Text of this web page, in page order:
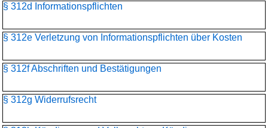
§ 312d Informationspflichten
§ 312e Verletzung von Informationspflichten über Kosten
§ 312f Abschriften und Bestätigungen
§ 312g Widerrufsrecht